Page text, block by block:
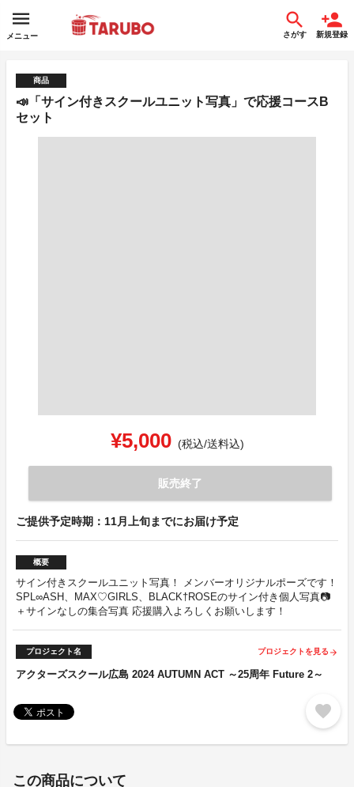
メニュー さがす 新規登録
商品
📣「サイン付きスクールユニット写真」で応援コースB
セット
¥5,000 (税込/送料込)
販売終了
ご提供予定時期：11月上旬までにお届け予定
概要
サイン付きスクールユニット写真！ メンバーオリジナルポーズです！
SPL∞ASH、MAX♡GIRLS、BLACK†ROSEのサイン付き個人写真📷
＋サインなしの集合写真 応援購入よろしくお願いします！
プロジェクト名 プロジェクトを見る arrow_forward
アクターズスクール広島 2024 AUTUMN ACT ～25周年 Future 2～
favorite
この商品について